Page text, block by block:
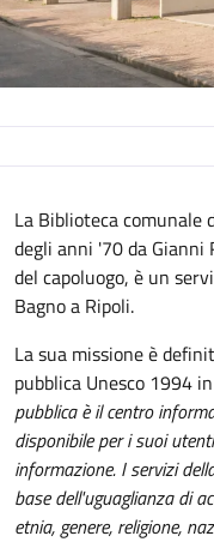
La Biblioteca comunale
degli anni '70 da Gianni
del capoluogo, è un
Bagno a Ripoli.
La sua missione è
pubblica Unesco 1994
pubblica è il centro
disponibile per i suoi
informazione. I servizi
base dell'uguaglianza di
etnia, genere, religione,